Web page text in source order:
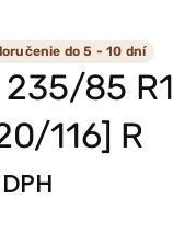
do 5 - 10 dní
85
116] R